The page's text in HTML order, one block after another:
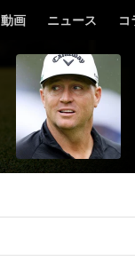
動画 ニュース コ